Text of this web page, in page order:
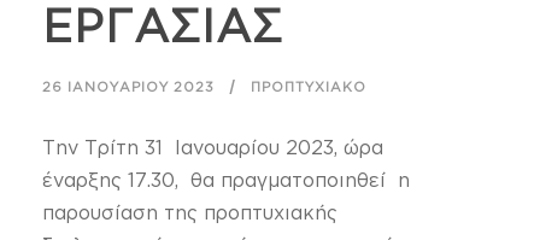
ΕΡΓΑΣΙΑΣ
26 ΙΑΝΟΥΑΡΊΟΥ 2023 ΠΡΟΠΤΥΧΙΑΚΌ
Την Τρίτη 31 Ιανουαρίου 2023, ώρα
έναρξης 17.30, θα πραγματοποιηθεί η
παρουσίαση της προπτυχιακής